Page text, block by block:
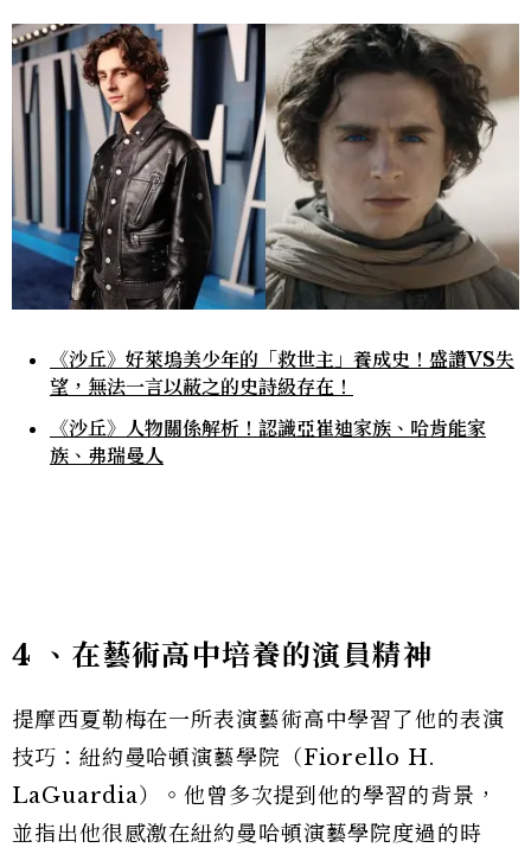
《沙丘》好萊塢美少年的「救世主」養成史！盛讚VS失
望，無法一言以蔽之的史詩級存在！
《沙丘》人物關係解析！認識亞崔迪家族、哈肯能家
族、弗瑞曼人
4 、在藝術高中培養的演員精神
提摩西夏勒梅在一所表演藝術高中學習了他的表演
技巧：紐約曼哈頓演藝學院（Fiorello H.
LaGuardia）。他曾多次提到他的學習的背景，
並指出他很感激在紐約曼哈頓演藝學院度過的時